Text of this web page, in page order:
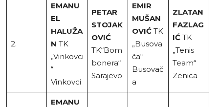
2.
EMANU
EL
HALUŽA
N TK
„Vinkovci
“
Vinkovci
PETAR
STOJAK
OVIĆ
TK“Bom
bonera“
Sarajevo
EMIR
MUŠAN
OVIĆTK
„Busova
ča“
Busovač
a
ZLATAN
FAZLAG
IĆTK
„Tenis
Team“
Zenica
EMANU